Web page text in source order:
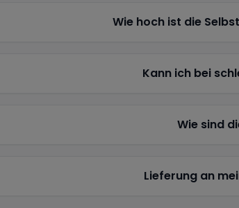
Wie hoch ist die
Kann ich bei
Wie sind
Lieferung an